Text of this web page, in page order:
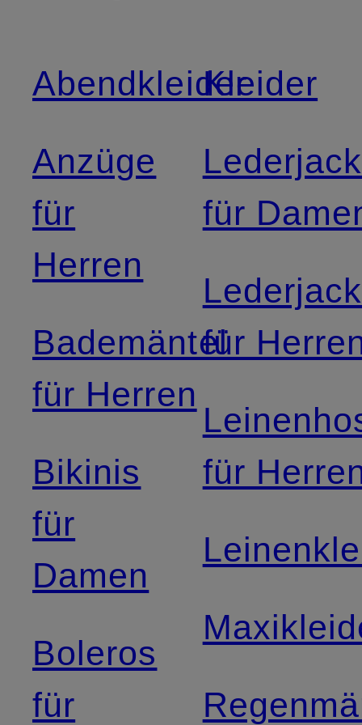
Abendkleider
Anzüge
für
Herren
Bademäntel
für Herren
Bikinis
für
Damen
Boleros
für
Kleider
für
für
für